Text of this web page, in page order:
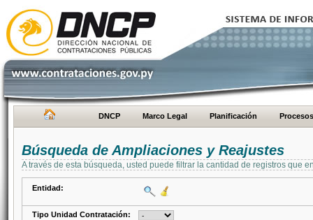
DNCP Marco Legal Planificación Procesos
Búsqueda de Ampliaciones y Reajustes
A través de esta búsqueda, usted puede filtrar la cantidad de registros que
Entidad:
Tipo Unidad Contratación: